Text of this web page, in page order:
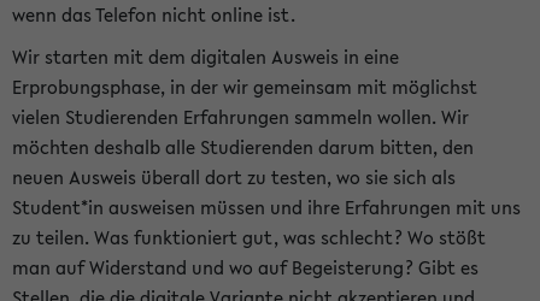
wenn das Telefon nicht online ist.
Wir starten mit dem digitalen Ausweis in eine
Erprobungsphase, in der wir gemeinsam mit möglichst
vielen Studierenden Erfahrungen sammeln wollen. Wir
möchten deshalb alle Studierenden darum bitten, den
neuen Ausweis überall dort zu testen, wo sie sich als
Student*in ausweisen müssen und ihre Erfahrungen mit uns
zu teilen. Was funktioniert gut, was schlecht? Wo stößt
man auf Widerstand und wo auf Begeisterung? Gibt es